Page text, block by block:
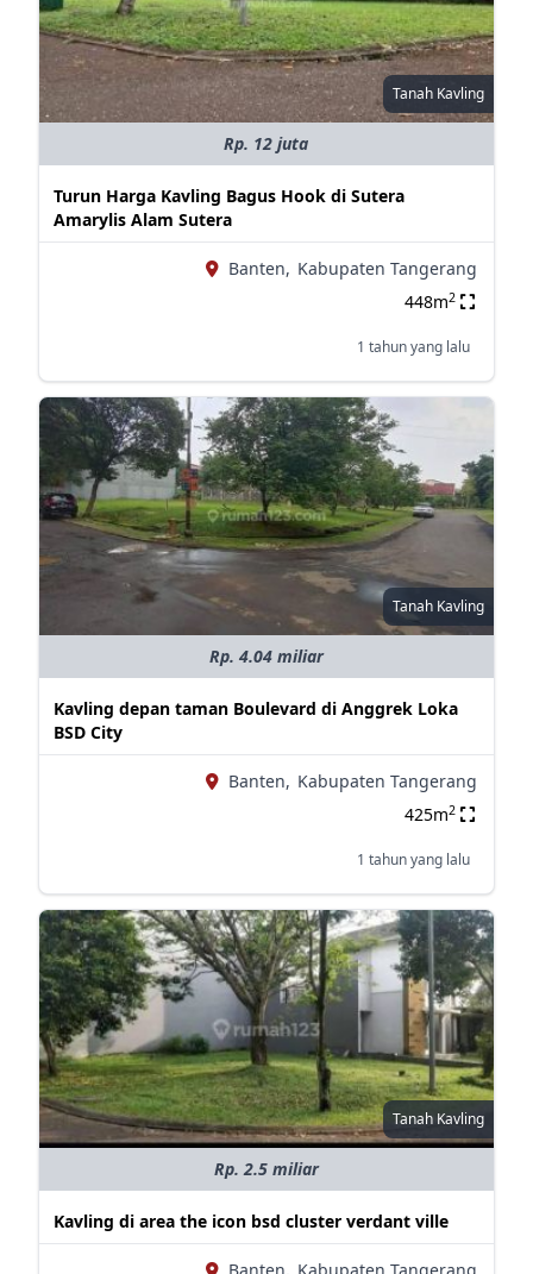
Tanah Kavling
Rp. 12 juta
Turun Harga Kavling Bagus Hook di Sutera
Amarylis Alam Sutera
Banten, Kabupaten Tangerang
448m2
1 tahun yang lalu
Tanah Kavling
Rp. 4.04 miliar
Kavling depan taman Boulevard di Anggrek Loka
BSD City
Banten, Kabupaten Tangerang
425m2
1 tahun yang lalu
Tanah Kavling
Rp. 2.5 miliar
Kavling di area the icon bsd cluster verdant ville